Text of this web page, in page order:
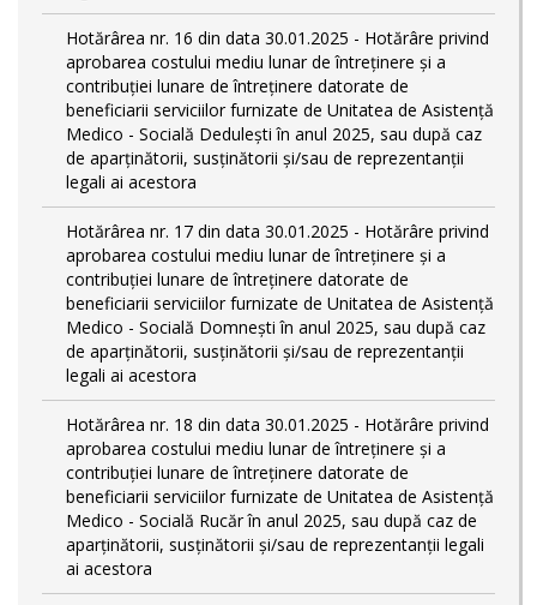
Hotărârea nr. 16 din data 30.01.2025 - Hotărâre privind
aprobarea costului mediu lunar de întreținere și a
contribuției lunare de întreținere datorate de
beneficiarii serviciilor furnizate de Unitatea de Asistență
Medico - Socială Dedulești în anul 2025, sau după caz
de aparținătorii, susținătorii și/sau de reprezentanții
legali ai acestora
Hotărârea nr. 17 din data 30.01.2025 - Hotărâre privind
aprobarea costului mediu lunar de întreținere și a
contribuției lunare de întreținere datorate de
beneficiarii serviciilor furnizate de Unitatea de Asistență
Medico - Socială Domnești în anul 2025, sau după caz
de aparținătorii, susținătorii și/sau de reprezentanții
legali ai acestora
Hotărârea nr. 18 din data 30.01.2025 - Hotărâre privind
aprobarea costului mediu lunar de întreținere și a
contribuției lunare de întreținere datorate de
beneficiarii serviciilor furnizate de Unitatea de Asistență
Medico - Socială Rucăr în anul 2025, sau după caz de
aparținătorii, susținătorii și/sau de reprezentanții legali
ai acestora